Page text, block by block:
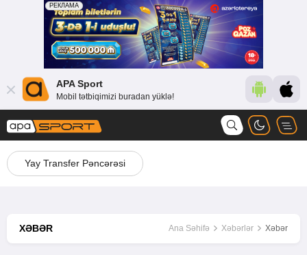
APA Sport
Mobil tətbiqimizi buradan yüklə!
Yay Transfer Pəncərəsi
XƏBƏR Ana Səhifə Xəbərlər Xəbər